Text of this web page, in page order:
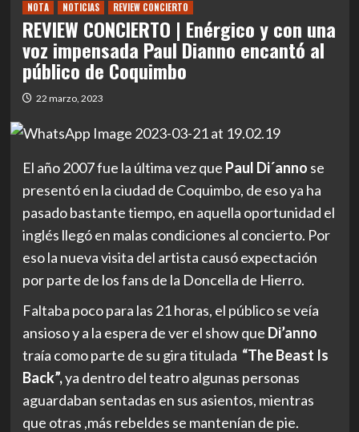
NOTA NOTICIAS REVIEW CONCIERTO
REVIEW CONCIERTO | Enérgico y con una
voz impensada Paul Dianno encantó al
público de Coquimbo
22 marzo, 2023
El año 2007 fue la última vez que Paul Di´anno se
presentó en la ciudad de Coquimbo, de eso ya ha
pasado bastante tiempo, en aquella oportunidad el
inglés llegó en malas condiciones al concierto. Por
eso la nueva visita del artista causó expectación
por parte de los fans de la Doncella de Hierro.
Faltaba poco para las 21 horas, el público se veía
ansioso y a la espera de ver el show que Di’anno
traía como parte de su gira titulada “The Beast Is
Back”,ya dentro del teatro algunas personas
aguardaban sentadas en sus asientos, mientras
que otras ,más rebeldes se mantenían de pie.